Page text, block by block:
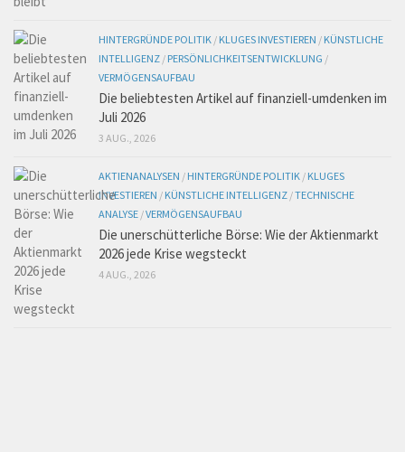
HINTERGRÜNDE POLITIK / KLUGES INVESTIEREN / KÜNSTLICHE
INTELLIGENZ / PERSÖNLICHKEITSENTWICKLUNG /
VERMÖGENSAUFBAU
Die beliebtesten Artikel auf finanziell-umdenken im
Juli 2026
3 AUG., 2026
AKTIENANALYSEN / HINTERGRÜNDE POLITIK / KLUGES
INVESTIEREN / KÜNSTLICHE INTELLIGENZ /TECHNISCHE
ANALYSE /VERMÖGENSAUFBAU
Die unerschütterliche Börse: Wie der Aktienmarkt
2026 jede Krise wegsteckt
4 AUG., 2026